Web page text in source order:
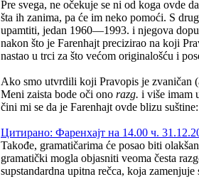
Pre svega, ne očekuje se ni od koga ovde
šta ih zanima, pa će im neko pomoći. S
upamtiti, jedan 1960—1993. i njegova
nakon što je Farenhajt precizirao na koji
nastao u trci za što većom originalošću i
Ako smo utvrdili koji Pravopis je zvaničan
Meni zaista bode oči ono razg. i više imam
čini mi se da je Farenhajt ovde blizu suštine:
Цитирано: Фаренхајт на 14.00 ч.
Takođe, gramatičarima će posao biti
gramatički mogla objasniti veoma česta
supstandardna upitna rečca, koja